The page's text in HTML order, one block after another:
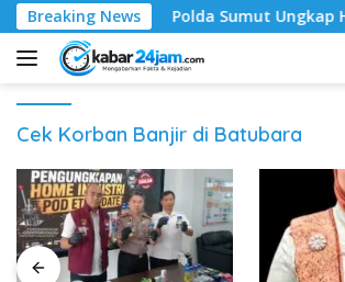
Langsung
ke
konten
Breaking News
‎Polda Sumut Ungkap Home
Cek Korban Banjir di Batubara